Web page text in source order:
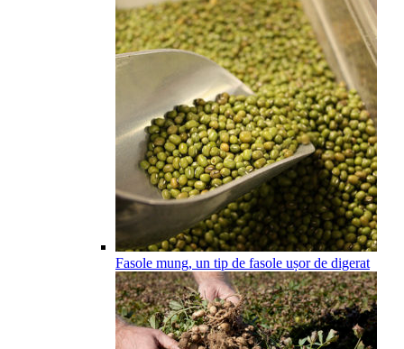
Fasole mung, un tip de fasole ușor de digerat